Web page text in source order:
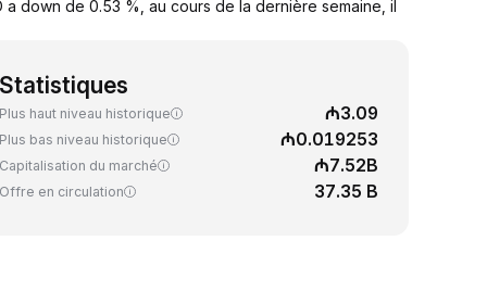
down de 0.53 %, au cours de la dernière semaine, il
Statistiques
Plus haut niveau historique ₼3.09
Plus bas niveau historique ₼0.019253
Capitalisation du marché ₼7.52B
Offre en circulation 37.35 B